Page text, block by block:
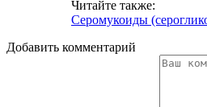
Читайте также:
Серомукоиды
Добавить комментарий